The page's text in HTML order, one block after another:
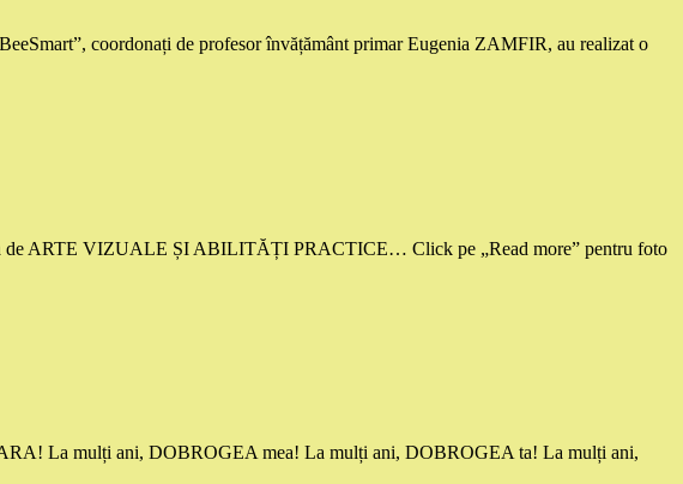
coordonați de profesor învățământ primar Eugenia ZAMFIR, au realizat o
de ARTE VIZUALE ȘI ABILITĂȚI PRACTICE… Click pe „Read more” pentru foto
La mulți ani, DOBROGEA mea! La mulți ani, DOBROGEA ta! La mulți ani,